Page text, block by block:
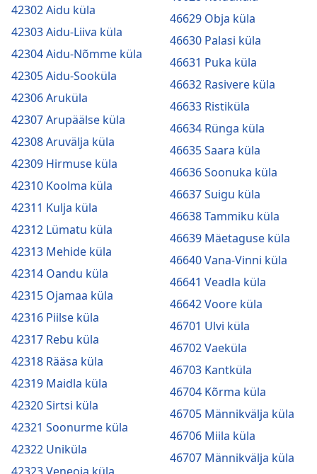
42302 Aidu küla
42303 Aidu-Liiva küla
42304 Aidu-Nõmme küla
42305 Aidu-Sooküla
42306 Aruküla
42307 Arupäälse küla
42308 Aruvälja küla
42309 Hirmuse küla
42310 Koolma küla
42311 Kulja küla
42312 Lümatu küla
42313 Mehide küla
42314 Oandu küla
42315 Ojamaa küla
42316 Piilse küla
42317 Rebu küla
42318 Rääsa küla
42319 Maidla küla
42320 Sirtsi küla
42321 Soonurme küla
42322 Uniküla
46629 Obja küla
46630 Palasi küla
46631 Puka küla
46632 Rasivere küla
46633 Ristiküla
46634 Rünga küla
46635 Saara küla
46636 Soonuka küla
46637 Suigu küla
46638 Tammiku küla
46639 Mäetaguse küla
46640 Vana-Vinni küla
46641 Veadla küla
46642 Voore küla
46701 Ulvi küla
46702 Vaeküla
46703 Kantküla
46704 Kõrma küla
46705 Männikvälja küla
46706 Miila küla
46707 Männikvälja küla